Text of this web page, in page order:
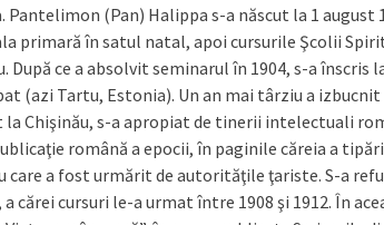
Pantelimon (Pan) Halippa s-a născut la 1
primară în satul natal, apoi cursurile Şcolii
După ce a absolvit seminarul în 1904, s-a înscris
(azi Tartu, Estonia). Un an mai târziu a
la Chişinău, s-a apropiat de tinerii intelectuali
română a epocii, în paginile căreia a
care a fost urmărit de autorităţile ţariste. S-a
cărei cursuri le-a urmat între 1908 şi 1912. În